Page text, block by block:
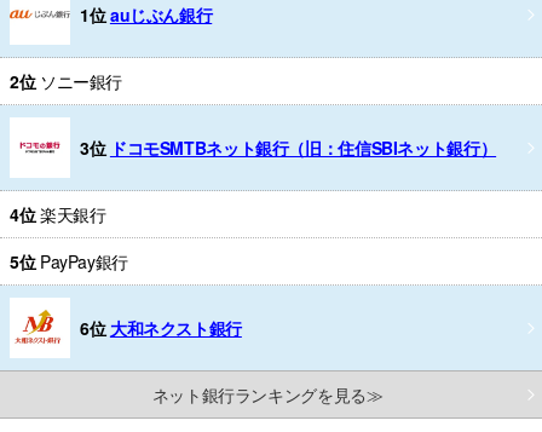
1位auじぶん銀行
2位 ソニー銀行
3位 ドコモSMTBネット銀行（旧：住信SBIネット銀行）
4位楽天銀行
5位 PayPay銀行
6位 大和ネクスト銀行
ネット銀行ランキングを見る≫